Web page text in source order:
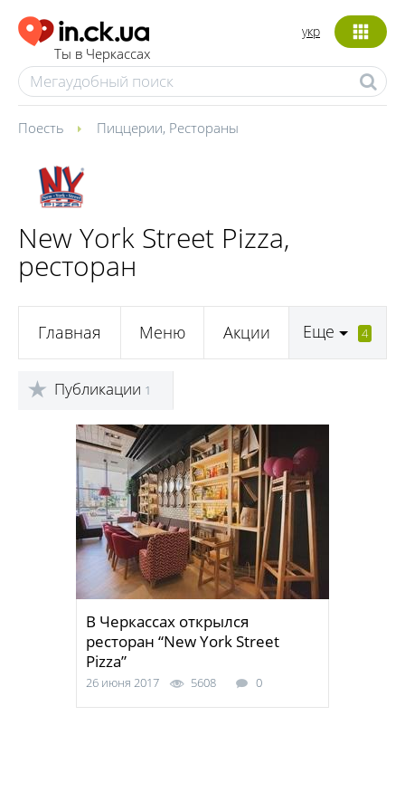
Ты в Черкассах
укр
Поесть Пиццерии, Рестораны
New York Street Pizza,
ресторан
Главная Меню Акции Еще 4
Публикации 1
В Черкассах открылся
ресторан “New York Street
Pizza”
26 июня 2017 5608 0